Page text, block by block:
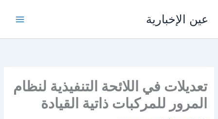
المحتوى
عين الإخبارية
تعديلات في اللائحة التنفيذية لنظام
المرور للمركبات ذاتية القيادة